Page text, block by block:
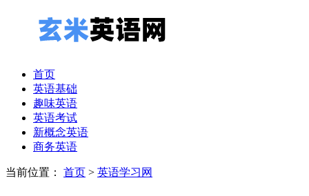
首页
英语基础
趣味英语
英语考试
新概念英语
商务英语
当前位置： 首页 > 英语学习网